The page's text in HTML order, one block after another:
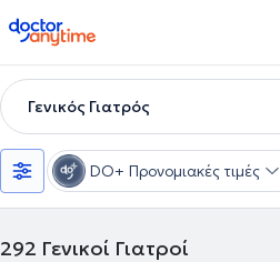
doctoranytime
Γενικός Γιατρός
DO+ Προνομιακές τιμές
292 Γενικοί Γιατροί